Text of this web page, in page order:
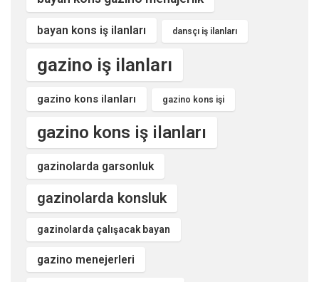
bayan kons iş ilanları dansçı iş ilanları
gazino iş ilanları
gazino kons ilanları gazino kons işi
gazino kons iş ilanları
gazinolarda garsonluk
gazinolarda konsluk
gazinolarda çalışacak bayan
gazino menejerleri